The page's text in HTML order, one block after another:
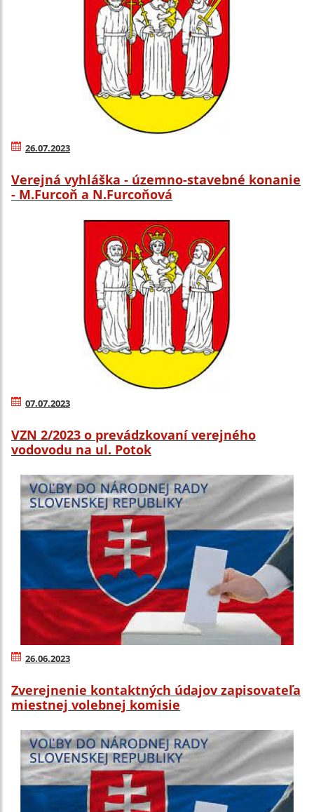
26.07.2023
Verejná vyhláška - územno-stavebné konanie
- M.Furcoň a N.Furcoňová
07.07.2023
VZN 2/2023 o prevádzkovaní verejného
vodovodu na ul. Potok
26.06.2023
Zverejnenie kontaktných údajov zapisovateľa
miestnej volebnej komisie